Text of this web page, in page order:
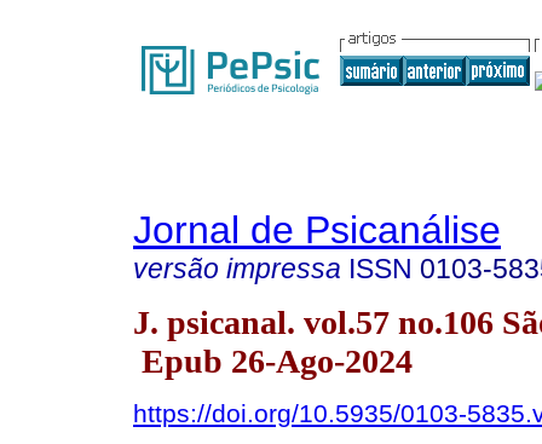
Jornal de Psicanálise
versão impressa ISSN 0103-
J. psicanal. vol.57 no.106
Epub 26-Ago-2024
https://doi.org/10.5935/0103-